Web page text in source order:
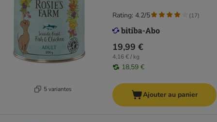
5 variantes
19,99 €
4,16 € / kg
18,59 €
Rating: 4.2/5 (17)
Ajouter au panier